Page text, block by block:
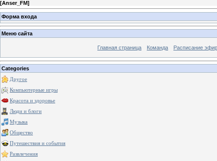
[Anser_FM]
Форма входа
Меню сайта
Главная страница Команда Расписание
Categories
Другое
Компьютерные игры
Красота и здоровье
Люди и блоги
Музыка
Общество
Путешествия и события
Развлечения